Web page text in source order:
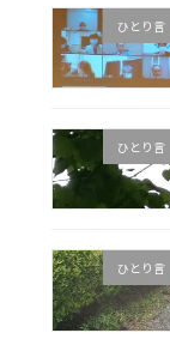
ひとり言
ひとり言
ひとり言